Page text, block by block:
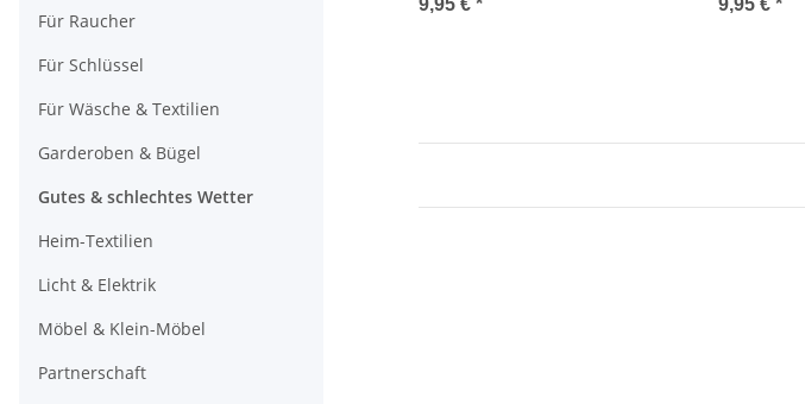
9,95 € * 9,95 € *
Für Raucher
Für Schlüssel
Für Wäsche & Textilien
Garderoben & Bügel
Gutes & schlechtes Wetter
Heim-Textilien
Licht & Elektrik
Möbel & Klein-Möbel
Partnerschaft